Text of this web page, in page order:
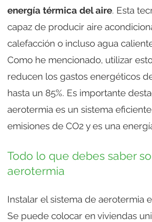
energía térmica del aire. Esta
capaz de producir aire
calefacción o incluso agua
Como he mencionado, utilizar
reducen los gastos energéticos
hasta un 85%. Es importante
aerotermia es un sistema
emisiones de CO2 y es una
Todo lo que debes saber
aerotermia
Instalar el sistema de aerotermia
Se puede colocar en viviendas